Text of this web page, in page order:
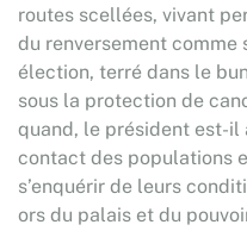
routes scellées, vivant
du renversement comme
élection, terré dans le
sous la protection de
quand, le président est-il
contact des populations
s’enquérir de leurs
ors du palais et du